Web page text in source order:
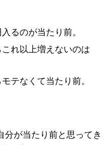
るのが当たり前。
れ以上増えないのは
テなくて当たり前。
が当たり前と思ってき